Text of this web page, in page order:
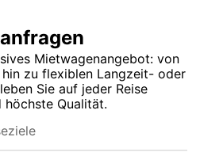
Mietwagenangebot: von
zu flexiblen Langzeit- oder
Sie auf jeder Reise
Qualität.